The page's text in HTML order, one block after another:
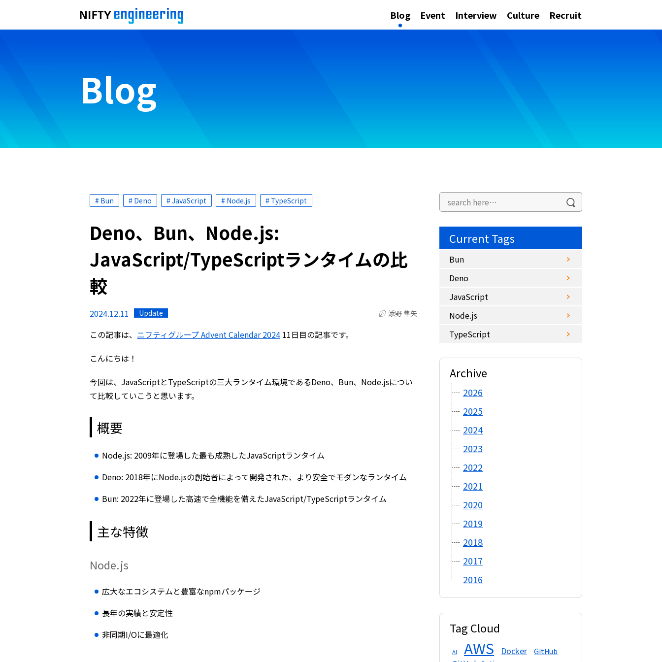
Blog Event Interview Culture Recruit
Blog
# Bun # Deno # JavaScript # Node.js # TypeScript
Deno、Bun、Node.js:
JavaScript/TypeScriptランタイムの比
較
2024.12.11 Update 添野 隼矢
この記事は、 ニフティグループ Advent Calendar 2024 11日目の記事です。
こんにちは！
今回は、JavaScriptとTypeScriptの三大ランタイム環境であるDeno、Bun、Node.jsについ
て比較していこうと思います。
概要
Node.js: 2009年に登場した最も成熟したJavaScriptランタイム
Deno: 2018年にNode.jsの創始者によって開発された、より安全でモダンなランタイム
Bun: 2022年に登場した高速で全機能を備えたJavaScript/TypeScriptランタイム
主な特徴
Node.js
広大なエコシステムと豊富なnpmパッケージ
長年の実績と安定性
非同期I/Oに最適化
Current Tags
Bun
Deno
JavaScript
Node.js
TypeScript
Archive
2026
2025
2024
2023
2022
2021
2020
2019
2018
2017
2016
Tag Cloud
AI AWS Docker GitHub